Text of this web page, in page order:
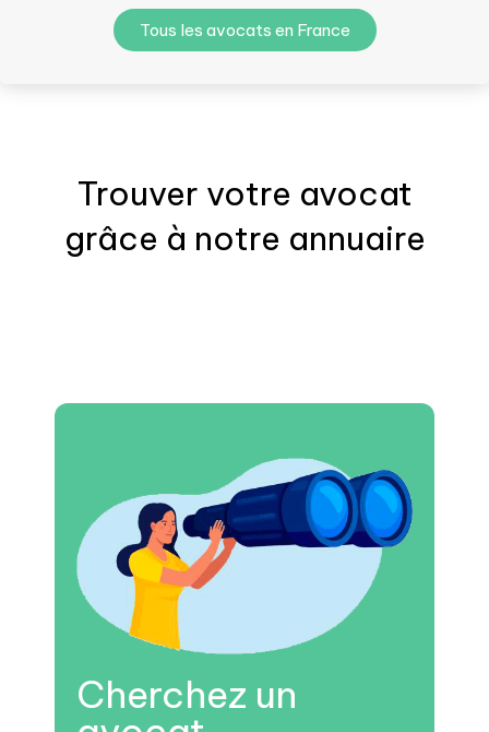
Tous les avocats en France
Trouver votre avocat
grâce à notre annuaire
Cherchez un